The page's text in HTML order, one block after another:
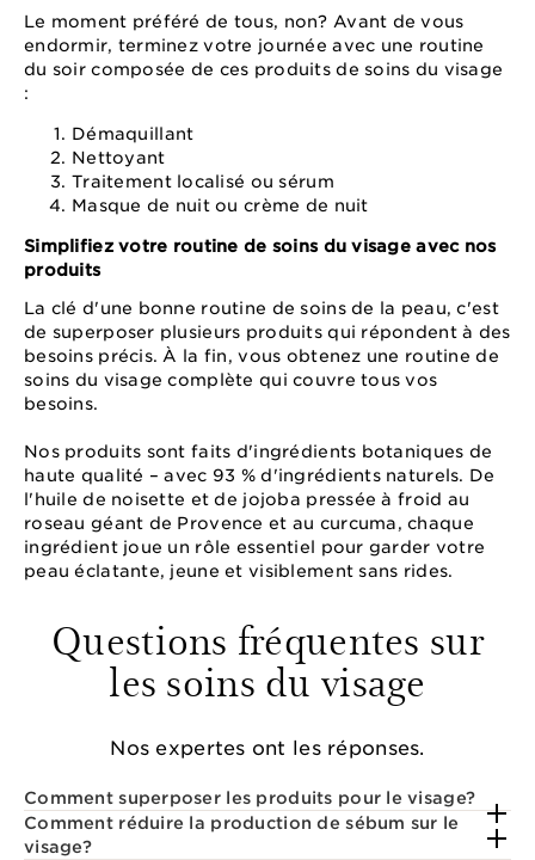
Le moment préféré de tous, non? Avant de vous
endormir, terminez votre journée avec une routine
du soir composée de ces produits de soins du visage
:
Démaquillant
Nettoyant
Traitement localisé ou sérum
Masque de nuit ou crème de nuit
Simplifiez votre routine de soins du visage avec nos
produits
La clé d'une bonne routine de soins de la peau, c'est
de superposer plusieurs produits qui répondent à des
besoins précis. À la fin, vous obtenez une routine de
soins du visage complète qui couvre tous vos
besoins.
Nos produits sont faits d'ingrédients botaniques de
haute qualité – avec 93 % d'ingrédients naturels. De
l'huile de noisette et de jojoba pressée à froid au
roseau géant de Provence et au curcuma, chaque
ingrédient joue un rôle essentiel pour garder votre
peau éclatante, jeune et visiblement sans rides.
Questions fréquentes sur
les soins du visage
Nos expertes ont les réponses.
Comment superposer les produits pour le visage?
Comment réduire la production de sébum sur le
visage?